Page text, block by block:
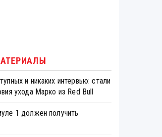
и никаких интервью: стали
ухода Марко из Red Bull
1 должен получить